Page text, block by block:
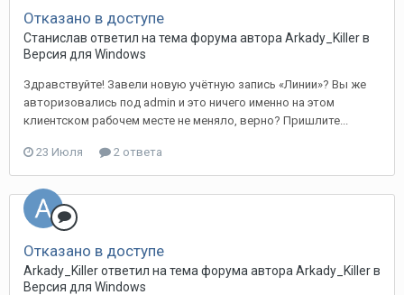
Отказано в доступе
Станислав ответил на тема форума автора Arkady_Killer в
Версия для Windows
Здравствуйте! Завели новую учётную запись «Линии»? Вы же
авторизовались под admin и это ничего именно на этом
клиентском рабочем месте не меняло, верно? Пришлите...
23 Июля 2 ответа
Отказано в доступе
Arkady_Killer ответил на тема форума автора Arkady_Killer в
Версия для Windows